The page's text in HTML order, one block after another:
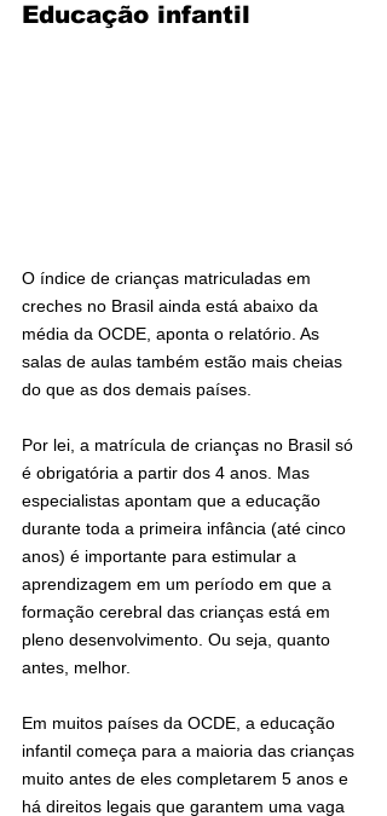
Educação infantil
O índice de crianças matriculadas em
creches no Brasil ainda está abaixo da
média da OCDE, aponta o relatório. As
salas de aulas também estão mais cheias
do que as dos demais países.
Por lei, a matrícula de crianças no Brasil só
é obrigatória a partir dos 4 anos. Mas
especialistas apontam que a educação
durante toda a primeira infância (até cinco
anos) é importante para estimular a
aprendizagem em um período em que a
formação cerebral das crianças está em
pleno desenvolvimento. Ou seja, quanto
antes, melhor.
Em muitos países da OCDE, a educação
infantil começa para a maioria das crianças
muito antes de eles completarem 5 anos e
há direitos legais que garantem uma vaga